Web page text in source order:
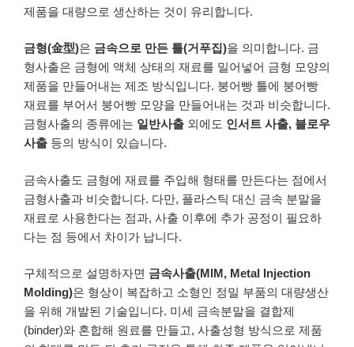
제품을 대량으로 생산하는 것이 유리합니다.
금형(金型)은 금속으로 만든 틀(거푸집)을 의미합니다. 금
형사출은 금형에 액체 상태의 재료를 밀어넣어 금형 모양의
제품을 만들어내는 제조 방식입니다. 붕어빵 틀에 붕어빵
재료를 부어서 붕어빵 모양을 만들어내는 것과 비슷합니다.
금형사출의 종류에는 일반사출 외에도 인서트 사출, 블로우
사출 등의 방식이 있습니다.
금속사출도 금형에 재료를 주입해 형태를 만든다는 점에서
금형사출과 비슷합니다. 다만, 플라스틱 대신 금속 분말을
재료로 사용한다는 점과, 사출 이후에 추가 공정이 필요하
다는 점 등에서 차이가 납니다.
구체적으로 설명하자면 금속사출(MIM, Metal Injection
Molding)은 형상이 복잡하고 소형인 정밀 부품의 대량생산
을 위해 개발된 기술입니다. 미세 금속분말을 결합제
(binder)와 혼합해 원료를 만들고, 사출성형 방식으로 제품